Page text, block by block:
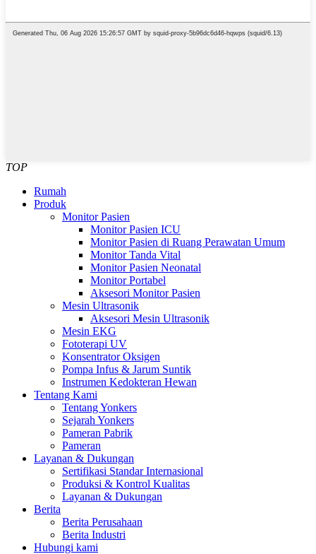
TOP
Rumah
Produk
Monitor Pasien
Monitor Pasien ICU
Monitor Pasien di Ruang Perawatan Umum
Monitor Tanda Vital
Monitor Pasien Neonatal
Monitor Portabel
Aksesori Monitor Pasien
Mesin Ultrasonik
Aksesori Mesin Ultrasonik
Mesin EKG
Fototerapi UV
Konsentrator Oksigen
Pompa Infus & Jarum Suntik
Instrumen Kedokteran Hewan
Tentang Kami
Tentang Yonkers
Sejarah Yonkers
Pameran Pabrik
Pameran
Layanan & Dukungan
Sertifikasi Standar Internasional
Produksi & Kontrol Kualitas
Layanan & Dukungan
Berita
Berita Perusahaan
Berita Industri
Hubungi kami